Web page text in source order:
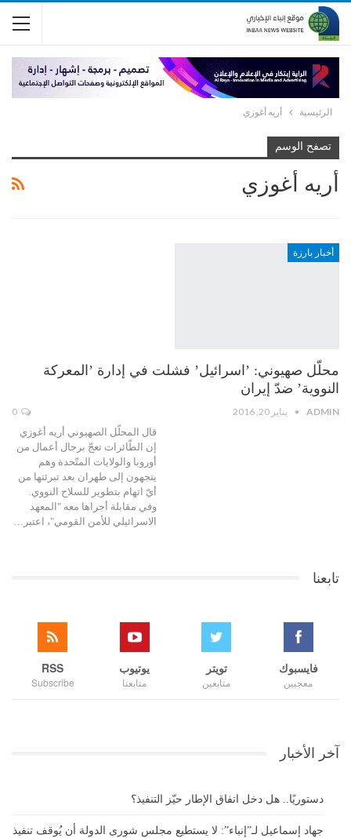
الرئيسية أريه أغوزي
تصفح الوسم
أريه أغوزي
أخبار بارزة
محلّل صهيوني: ’اسرائيل’ فشلت في إدارة ’المعركة
النووية’ ضدّ إيران
ADMIN يناير 20, 2016
قال المحلّل الصهيوني أريه أغوزي
إن الطّائرات تعجّ برجال أعمال من
أوروبا والولايات المتّحدة وهم
يتجهون إلى طهران بعد تبرئتها من
أيّ اتهام بتطوير للسلاح النووي.
وفي مقابلة أجراها معه "المعهد
الاسرائيلي للأمن القومي"، اعتبر…
تابعنا
فايسبوك
معجبين
تويتر
متابعين
يوتيوب
متابعنا
RSS
Subscribe
آخر الأخبار
دستوريًا.. هل دخل اتفاق الإطار حيّز التنفيذ؟
جهاد إسماعيل لـ”إنباء”: لا يستطيع مجلس شورى الدولة أن يُوقف تنفيذ